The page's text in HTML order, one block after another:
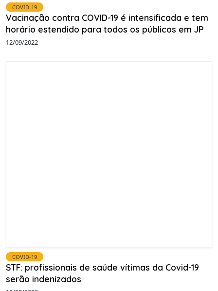
COVID-19
Vacinação contra COVID-19 é intensificada e tem
horário estendido para todos os públicos em JP
12/09/2022
COVID-19
STF: profissionais de saúde vítimas da Covid-19
serão indenizados